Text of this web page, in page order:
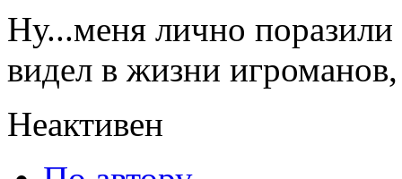
Ну...меня лично
видел в жизни
Неактивен